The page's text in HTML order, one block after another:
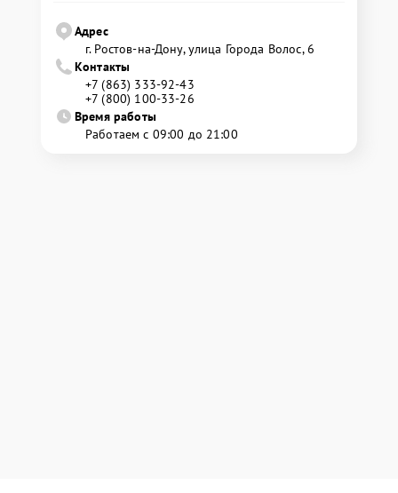
Адрес
г. Ростов-на-Дону, улица Города Волос, 6
Контакты
+7 (863) 333-92-43
+7 (800) 100-33-26
Время работы
Работаем с 09:00 до 21:00